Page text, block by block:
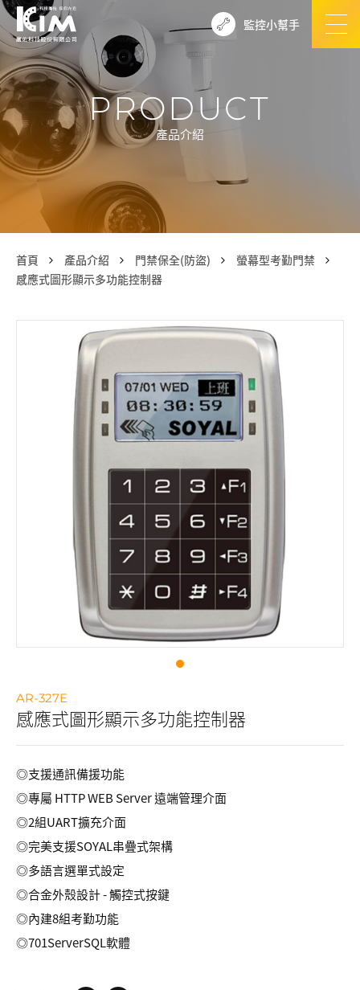
監控小幫手
PRODUCT
產品介紹
首頁 產品介紹 門禁保全(防盜)
螢幕型考勤門禁
感應式圖形顯示多功能控制器
AR-327E
感應式圖形顯示多功能控制器
◎支援通訊備援功能
◎專屬 HTTP WEB Server 遠端管理介面
◎2組UART擴充介面
◎完美支援SOYAL串疊式架構
◎多語言選單式設定
◎合金外殼設計 - 觸控式按鍵
◎內建8組考勤功能
◎701ServerSQL軟體